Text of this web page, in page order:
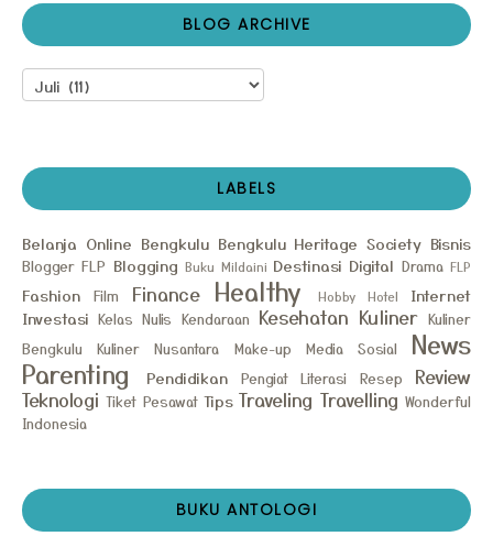
BLOG ARCHIVE
LABELS
Belanja Online Bengkulu Bengkulu Heritage Society Bisnis
Blogger FLP Blogging Buku Mildaini Destinasi Digital Drama FLP
Fashion Film Finance Healthy Hobby Hotel
Internet
Investasi Kelas Nulis Kendaraan Kesehatan Kuliner Kuliner
Bengkulu
Kuliner Nusantara Make-up Media Sosial
News
Parenting
Pendidikan Pengiat Literasi Resep
Review
Teknologi Tiket Pesawat Tips Traveling Travelling Wonderful
Indonesia
BUKU ANTOLOGI